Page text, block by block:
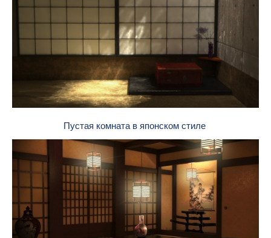
Пустая комната в японском стиле